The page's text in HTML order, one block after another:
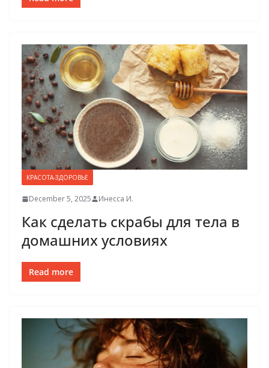
КРАСОТА-ЗДОРОВЬЕ
December 5, 2025 Инесса И.
Как сделать скрабы для тела в
домашних условиях
Read more